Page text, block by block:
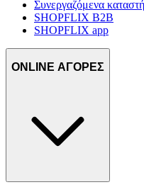
διεύθυνση IP σας,
για να αποθηκεύουμε και
στη συσκευή σας, με σκοπό
μας και την ανάπτυξη
δικτύωσης, διαφημίσεων
Συνεργαζόμενα
SHOPFLIX B2B
SHOPFLIX app
ONLINE ΑΓΟΡΕΣ